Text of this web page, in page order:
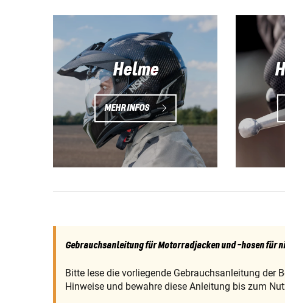
Helme
MEHR INFOS
Gebrauchsanleitung für Motorradjacken und -hosen
Bitte lese die vorliegende Gebrauchsanleitung
Hinweise und bewahre diese Anleitung bis zum